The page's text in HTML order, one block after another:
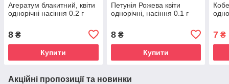
Агератум блакитний, квіти
однорічні насіння 0.2 г
8 ₴
Купити
Петунія Рожева квіти
однорічні, насіння 0.1 г
8₴
Купити
7 ₴
Акційні пропозиції та новинки